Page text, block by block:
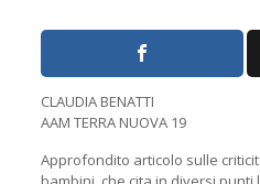
CLAUDIA BENATTI
AAM TERRA NUOVA 19
Approfondito articolo sulle